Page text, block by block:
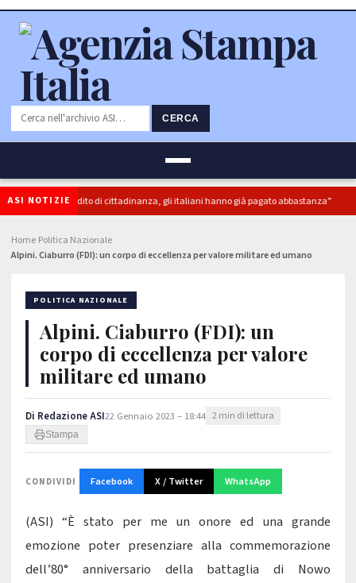
CERCA
ASI NOTIZIEe reddito di cittadinanza, gli italiani hanno già pagato abbastanza”
Home Politica Nazionale
Alpini. Ciaburro (FDI): un corpo di eccellenza per valore militare ed umano
POLITICA NAZIONALE
Alpini. Ciaburro (FDI): un
corpo di eccellenza per valore
militare ed umano
Di Redazione ASI22 Gennaio 2023 – 18:44 2 min di lettura
Stampa
CONDIVIDI Facebook X / Twitter WhatsApp
(ASI) “È stato per me un onore ed una grande
emozione poter presenziare alla commemorazione
dell’80° anniversario della battaglia di Nowo